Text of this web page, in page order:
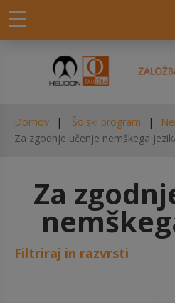
Domov Šolski program
Za zgodnje učenje nemškega
Za
Filtriraj in razvrsti